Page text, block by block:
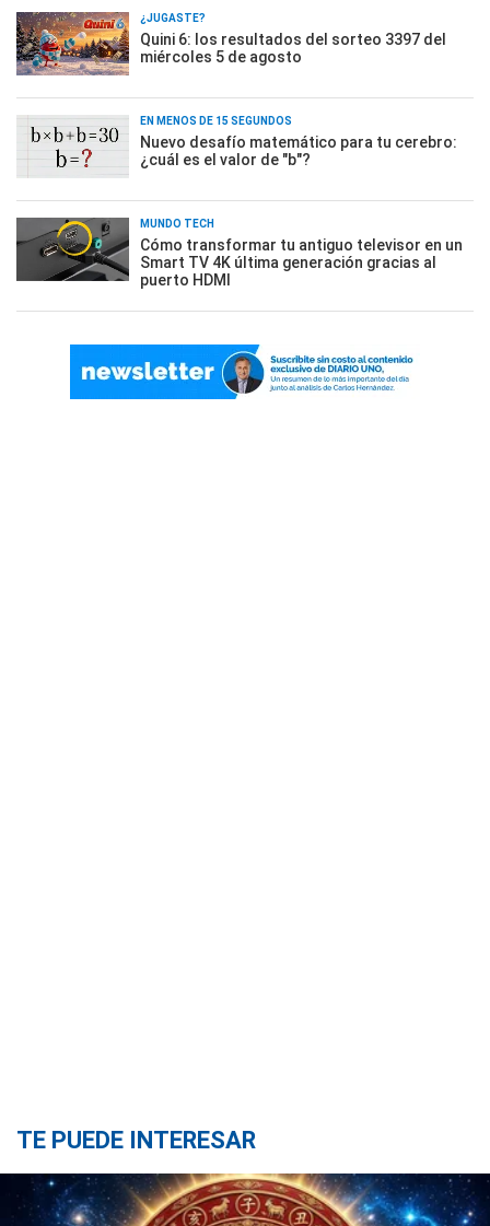
¿JUGASTE?
Quini 6: los resultados del sorteo 3397 del
miércoles 5 de agosto
EN MENOS DE 15 SEGUNDOS
Nuevo desafío matemático para tu cerebro:
¿cuál es el valor de "b"?
MUNDO TECH
Cómo transformar tu antiguo televisor en un
Smart TV 4K última generación gracias al
puerto HDMI
TE PUEDE INTERESAR